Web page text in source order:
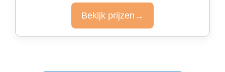
Bekijk prijzen→